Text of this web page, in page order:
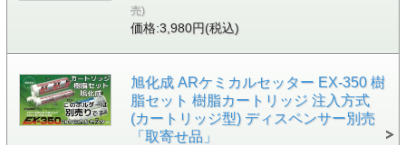
売)
価格:3,980円(税込)
旭化成 ARケミカルセッター EX-350 樹
脂セット 樹脂カートリッジ 注入方式
(カートリッジ型) ディスペンサー別売
「取寄せ品」